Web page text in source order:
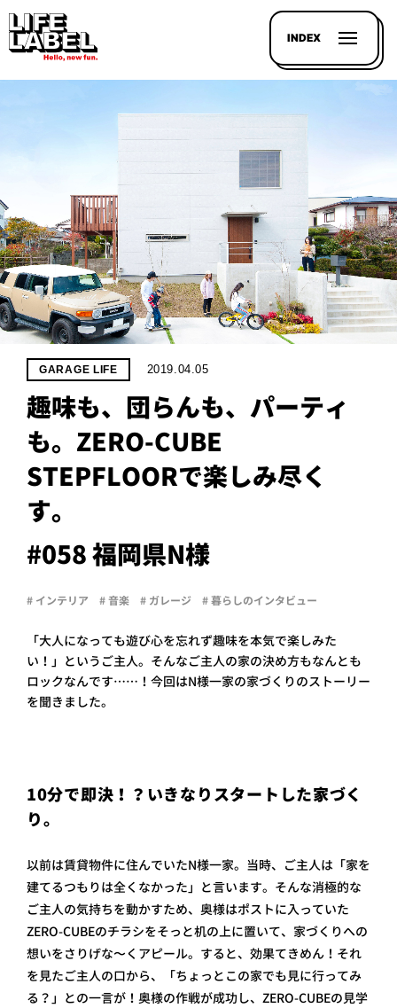
INDEX
記事を
探す
LL
HOUSE
LINE-
PROJECT
LABEL
合わせ
採用情
報
GARAGE LIFE 2019.04.05
趣味も、団らんも、パーティ
も。ZERO-CUBE
STEPFLOORで楽しみ尽く
す。
#058 福岡県N様
# インテリア # 音楽 # ガレージ # 暮らしのインタビュー
「大人になっても遊び心を忘れず趣味を本気で楽しみた
い！」というご主人。そんなご主人の家の決め方もなんとも
ロックなんです……！今回はN様一家の家づくりのストーリー
を聞きました。
10分で即決！？いきなりスタートした家づく
り。
以前は賃貸物件に住んでいたN様一家。当時、ご主人は「家を
建てるつもりは全くなかった」と言います。そんな消極的な
ご主人の気持ちを動かすため、奥様はポストに入っていた
ZERO-CUBEのチラシをそっと机の上に置いて、家づくりへの
想いをさりげな〜くアピール。すると、効果てきめん！それ
を見たご主人の口から、「ちょっとこの家でも見に行ってみ
る？」との一言が！奥様の作戦が成功し、ZERO-CUBEの見学